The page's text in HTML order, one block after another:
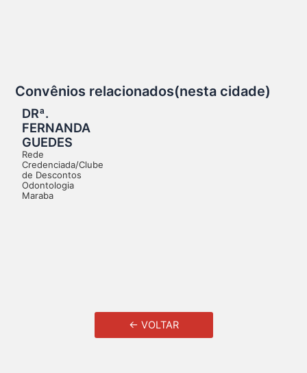
Convênios relacionados(nesta cidade)
DRª.
FERNANDA
GUEDES
Rede
Credenciada/Clube
de Descontos
Odontologia
Maraba
← VOLTAR